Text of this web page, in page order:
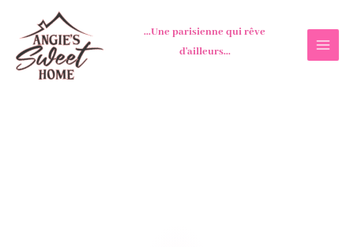
contenu
...Une parisienne qui rêve
d'ailleurs...